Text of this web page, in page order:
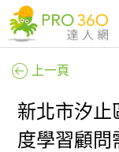
上一頁
新北市汐止
度學習顧問